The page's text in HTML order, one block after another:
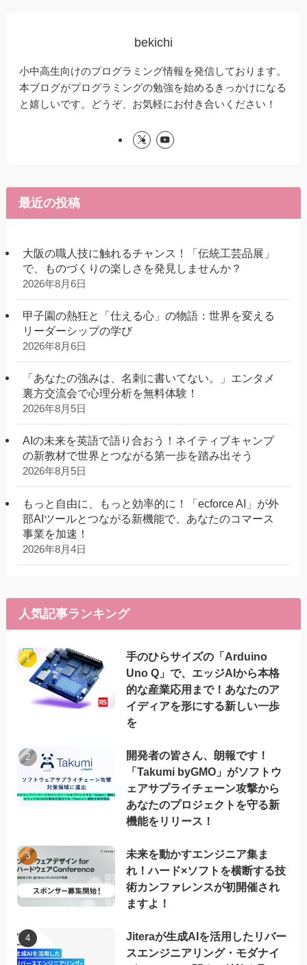
bekichi
小中高生向けのプログラミング情報を発信しております。
本ブログがプログラミングの勉強を始めるきっかけになる
と嬉しいです。どうぞ、お気軽にお付き合いください！
最近の投稿
大阪の職人技に触れるチャンス！「伝統工芸品展」
で、ものづくりの楽しさを発見しませんか？
2026年8月6日
甲子園の熱狂と「仕える心」の物語：世界を変える
リーダーシップの学び
2026年8月6日
「あなたの強みは、名刺に書いてない。」エンタメ
裏方交流会で心理分析を無料体験！
2026年8月5日
AIの未来を英語で語り合おう！ネイティブキャンプ
の新教材で世界とつながる第一歩を踏み出そう
2026年8月5日
もっと自由に、もっと効率的に！「ecforce AI」が外
部AIツールとつながる新機能で、あなたのコマース
事業を加速！
2026年8月4日
人気記事ランキング
手のひらサイズの「Arduino
Uno Q」で、エッジAIから本格
的な産業応用まで！あなたのア
イディアを形にする新しい一歩
を
開発者の皆さん、朗報です！
「Takumi byGMO」がソフトウ
ェアサプライチェーン攻撃から
あなたのプロジェクトを守る新
機能をリリース！
未来を動かすエンジニア集ま
れ！ハード×ソフトを横断する技
術カンファレンスが初開催され
ますよ！
Jiteraが生成AIを活用したリバー
スエンジニアリング・モダナイ